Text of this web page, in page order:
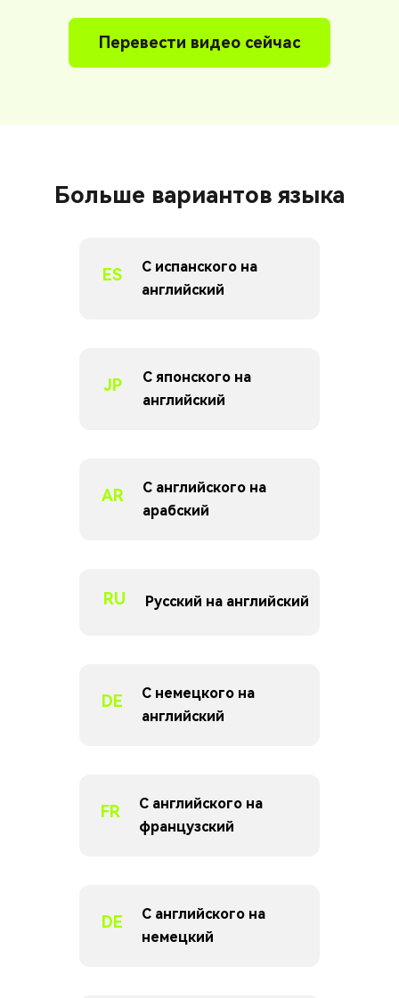
Перевести видео сейчас
Больше вариантов языка
ES
С испанского на
английский
JP
С японского на
английский
AR
С английского на
арабский
RU Русский на английский
DE
С немецкого на
английский
FR
С английского на
французский
DE
С английского на
немецкий